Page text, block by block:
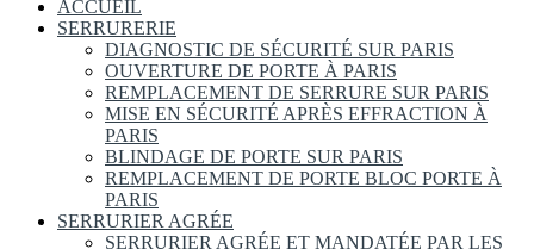
ACCUEIL
SERRURERIE
DIAGNOSTIC DE SÉCURITÉ SUR PARIS
OUVERTURE DE PORTE À PARIS
REMPLACEMENT DE SERRURE SUR PARIS
MISE EN SÉCURITÉ APRÈS EFFRACTION À
PARIS
BLINDAGE DE PORTE SUR PARIS
REMPLACEMENT DE PORTE BLOC PORTE À
PARIS
SERRURIER AGRÉE
SERRURIER AGRÉE ET MANDATÉE PAR LES